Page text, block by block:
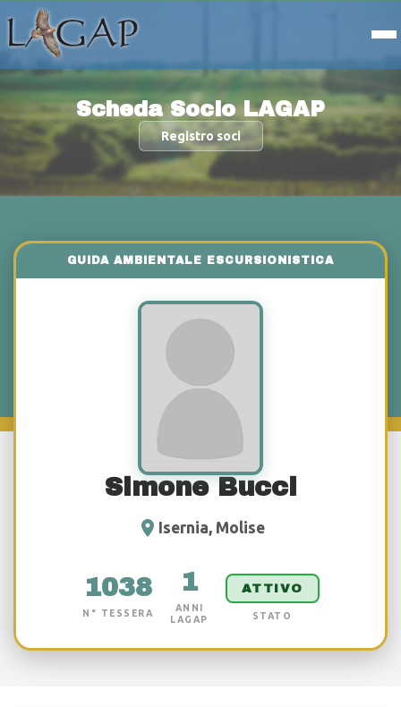
Scheda Socio LAGAP
Registro soci
Simone Bucci
Isernia, Molise
1038
N° TESSERA
1
ANNI
LAGAP
ATTIVO
STATO